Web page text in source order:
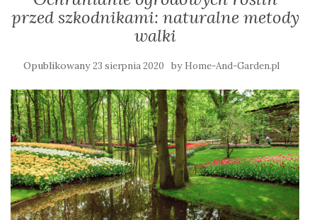
przed szkodnikami: naturalne metody
walki
Opublikowany23 sierpnia 2020 by Home-And-Garden.pl